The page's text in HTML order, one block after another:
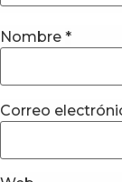
Nombre *
Correo